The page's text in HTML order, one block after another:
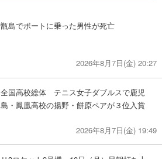
甑島でボートに乗った男性が死亡
2026年8月7日(金) 20:27
全国高校総体 テニス女子ダブルスで鹿児
島・鳳凰高校の揚野・餅原ペアが３位入賞
2026年8月7日(金) 19:49